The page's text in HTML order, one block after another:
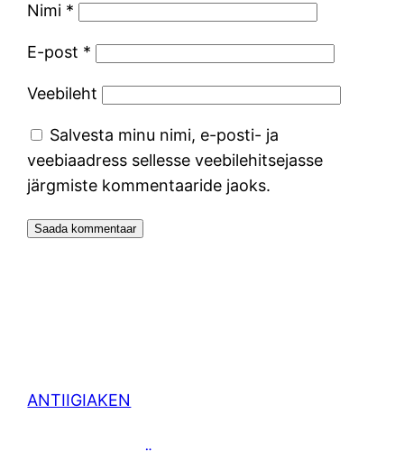
Nimi *
E-post *
Veebileht
Salvesta minu nimi, e-posti- ja
veebiaadress sellesse veebilehitsejasse
järgmiste kommentaaride jaoks.
ANTIIGIAKEN